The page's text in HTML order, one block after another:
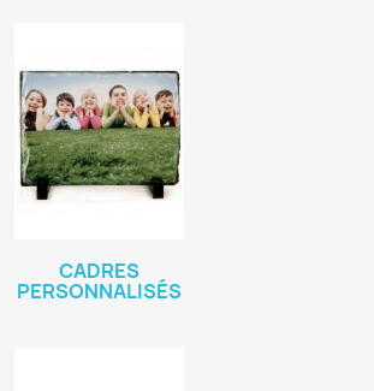
CADRES
PERSONNALISÉS